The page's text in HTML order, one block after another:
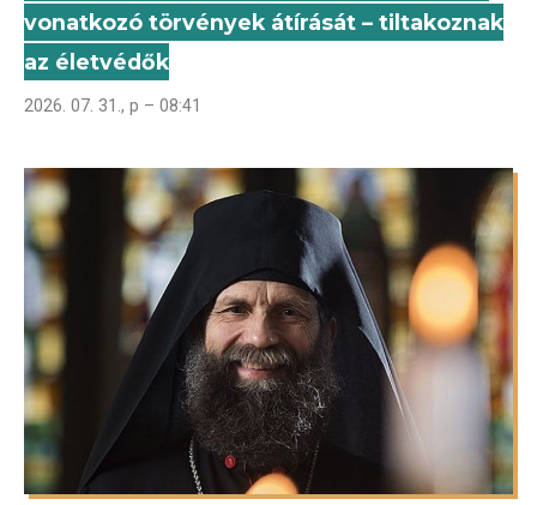
vonatkozó törvények átírását – tiltakoznak
az életvédők
2026. 07. 31., p – 08:41